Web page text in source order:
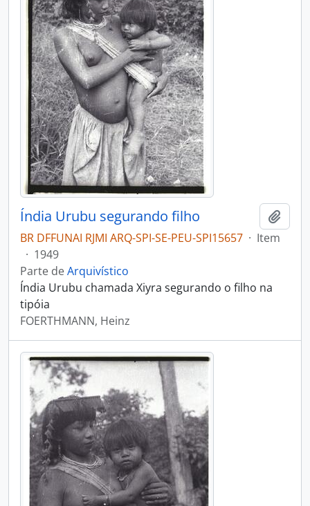
Índia Urubu segurando filho
BR DFFUNAI RJMI ARQ-SPI-SE-PEU-SPI15657 · Item
· 1949
Parte deArquivístico
Índia Urubu chamada Xiyra segurando o filho na
tipóia
FOERTHMANN, Heinz